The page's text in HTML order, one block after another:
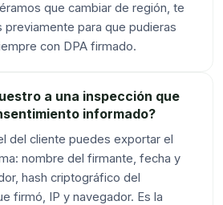
que cambiar de región, te
previamente para que pudieras
con DPA firmado.
a una inspección que
informado?
del cliente puedes exportar el
nombre del firmante, fecha y
hash criptográfico del
firmó, IP y navegador. Es la